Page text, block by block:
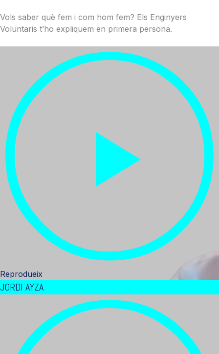
Vols saber què fem i com hom fem? Els Enginyers
Voluntaris t’ho expliquem en primera persona.
Reprodueix
JORDI AYZA